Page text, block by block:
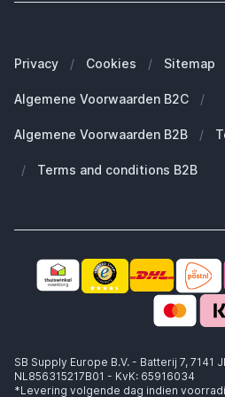
Zakelijke klanten (B2B)
Groot en uniek assortiment
400.000+ klanten geleverd
Welke MagSafe heb ik nodig?
Werken bij SB Supply
Working at SB Supply
Privacy / Cookies / Sitemap
Algemene Voorwaarden B2C /
Algemene Voorwaarden B2B /
/ Terms and conditions B2B
SB Supply Europe B.V. - Batterij 7, 7141
NL856315217B01 - KvK: 65916034
*Levering volgende dag indien